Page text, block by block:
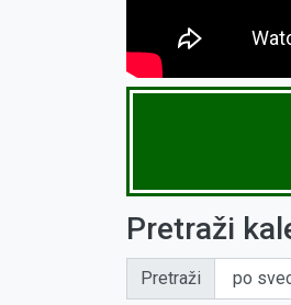
Pretraži
Pretraži